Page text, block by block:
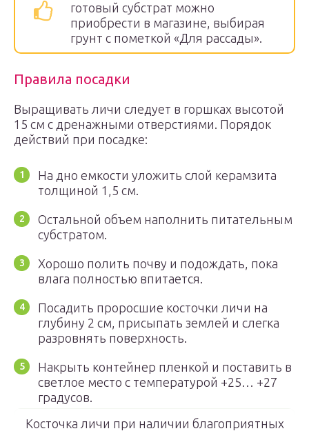
готовый субстрат можно
приобрести в магазине, выбирая
грунт с пометкой «Для рассады».
Правила посадки
Выращивать личи следует в горшках высотой
15 см с дренажными отверстиями. Порядок
действий при посадке:
На дно емкости уложить слой керамзита
толщиной 1,5 см.
Остальной объем наполнить питательным
субстратом.
Хорошо полить почву и подождать, пока
влага полностью впитается.
Посадить проросшие косточки личи на
глубину 2 см, присыпать землей и слегка
разровнять поверхность.
Накрыть контейнер пленкой и поставить в
светлое место с температурой +25… +27
градусов.
Косточка личи при наличии благоприятных